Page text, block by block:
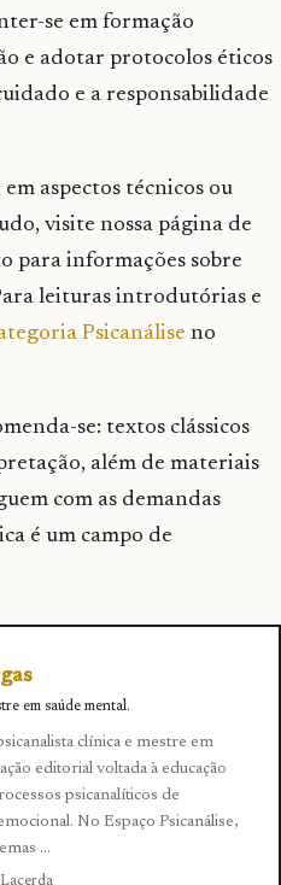
se em formação
e adotar protocolos éticos
e a responsabilidade
aspectos técnicos ou
visite nossa página de
para informações sobre
leituras introdutórias e
Psicanálise no
se: textos clássicos
além de materiais
com as demandas
é um campo de
em saúde mental.
clínica e mestre em
editorial voltada à educação
psicanalíticos de
No Espaço Psicanálise,
…